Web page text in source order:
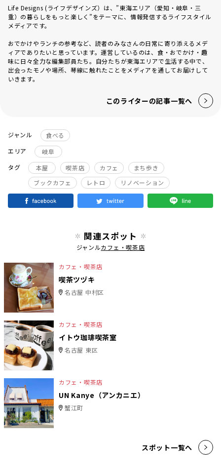
Life Designs (ライフデザインズ）は、”東海エリア（愛知・岐阜・三
重）の暮らしをもっと楽しく”をテーマに、情報発信するライフスタイル
メディアです。
おでかけやランチの参考など、読者のみなさんの日常に寄り添えるメデ
ィアでありたいと思っています。運営しているのは、食・おでかけ・趣
味に日々全力な編集部員たち。自分たちが東海エリアで生活する中で、
出会ったモノや場所、琴線に触れたことをメディアを通してお届けして
いきます。
このライターの記事一覧へ
ジャンル
食べる
エリア
岐阜
タグ
本屋 喫茶店 カフェ
まち歩き
ブックカフェ
レトロ リノベーション
関連スポット
ジャンルカフェ・喫茶店
カフェ・喫茶店
喫茶ツヅキ
名古屋 中村区
カフェ・喫茶店
イトウ珈琲喫茶室
名古屋 東区
カフェ・喫茶店
UN Kanye（アンカニエ）
蟹江町
スポット一覧へ